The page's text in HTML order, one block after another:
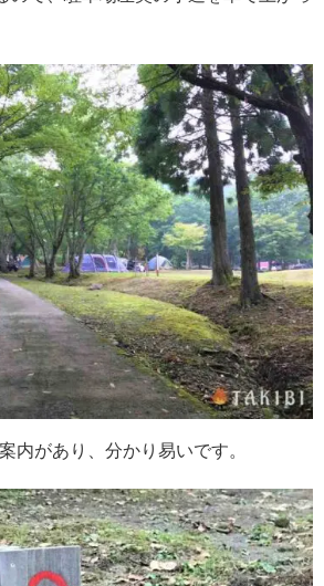
内があり、分かり易いです。